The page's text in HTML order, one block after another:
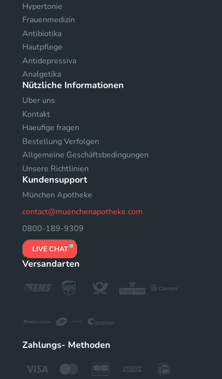
Hypertonie
Frauenmedizin
Antibiotika
Hautpflege
Antidepressiva
Analgetika
Nützliche Informationen
Uber uns
Kontakt
Haeufige fragen
Bestellung Verfolgen
Allgemeine Geschäftsbedingungen
Unsere Richtlinien
Kundensupport
München Apotheke
contact@muenchenapotheke.com
0800-189-9309
LIVE CHAT
Versandarten
Zahlungs- Methoden